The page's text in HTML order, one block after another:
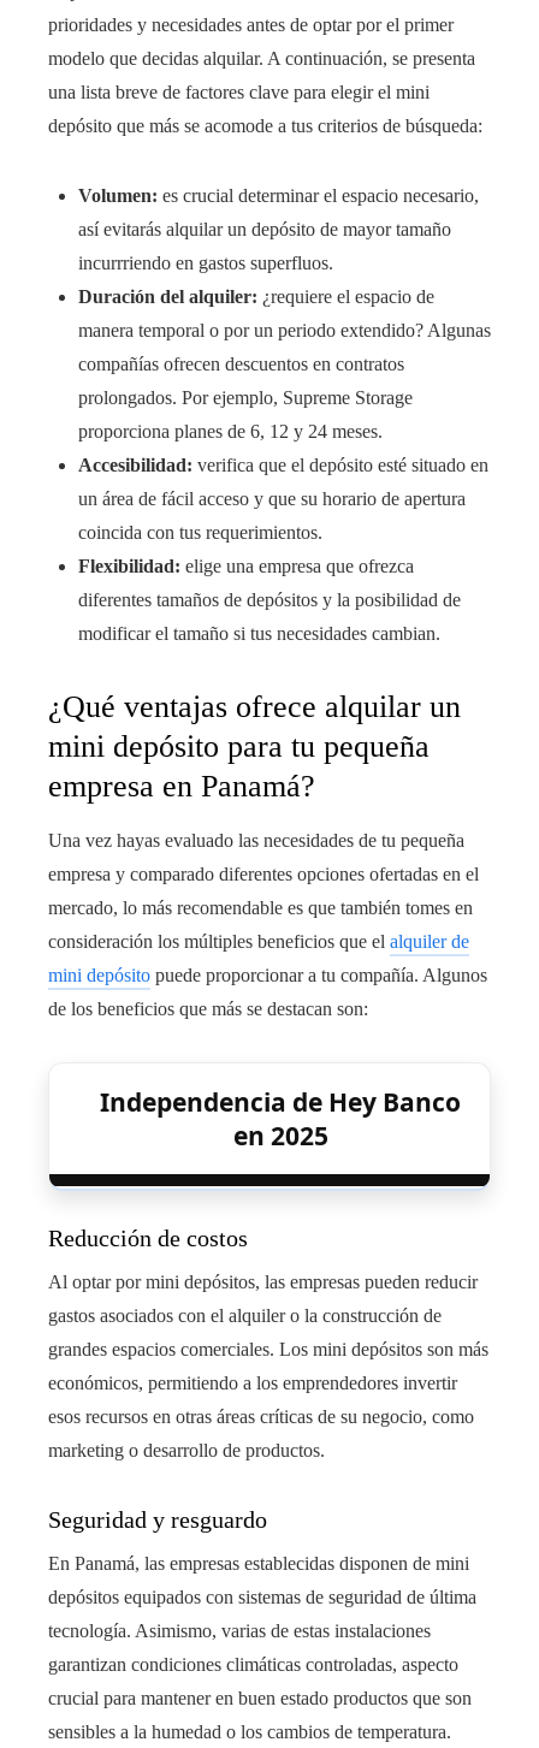
prioridades y necesidades antes de optar por el primer
modelo que decidas alquilar. A continuación, se presenta
una lista breve de factores clave para elegir el mini
depósito que más se acomode a tus criterios de búsqueda:
Volumen: es crucial determinar el espacio necesario,
así evitarás alquilar un depósito de mayor tamaño
incurrriendo en gastos superfluos.
Duración del alquiler: ¿requiere el espacio de
manera temporal o por un periodo extendido? Algunas
compañías ofrecen descuentos en contratos
prolongados. Por ejemplo, Supreme Storage
proporciona planes de 6, 12 y 24 meses.
Accesibilidad: verifica que el depósito esté situado en
un área de fácil acceso y que su horario de apertura
coincida con tus requerimientos.
Flexibilidad: elige una empresa que ofrezca
diferentes tamaños de depósitos y la posibilidad de
modificar el tamaño si tus necesidades cambian.
¿Qué ventajas ofrece alquilar un
mini depósito para tu pequeña
empresa en Panamá?
Una vez hayas evaluado las necesidades de tu pequeña
empresa y comparado diferentes opciones ofertadas en el
mercado, lo más recomendable es que también tomes en
consideración los múltiples beneficios que el alquiler de
mini depósito puede proporcionar a tu compañía. Algunos
de los beneficios que más se destacan son:
Independencia de Hey Banco
en 2025
Reducción de costos
Al optar por mini depósitos, las empresas pueden reducir
gastos asociados con el alquiler o la construcción de
grandes espacios comerciales. Los mini depósitos son más
económicos, permitiendo a los emprendedores invertir
esos recursos en otras áreas críticas de su negocio, como
marketing o desarrollo de productos.
Seguridad y resguardo
En Panamá, las empresas establecidas disponen de mini
depósitos equipados con sistemas de seguridad de última
tecnología. Asimismo, varias de estas instalaciones
garantizan condiciones climáticas controladas, aspecto
crucial para mantener en buen estado productos que son
sensibles a la humedad o los cambios de temperatura.